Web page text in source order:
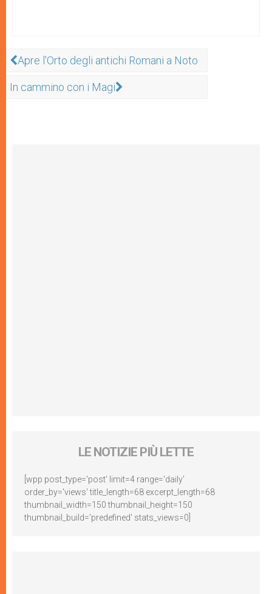
Apre l'Orto degli antichi Romani a Noto
In cammino con i Magi
LE NOTIZIE PIÙ LETTE
[wpp post_type='post' limit=4 range='daily'
order_by='views' title_length=68 excerpt_length=68
thumbnail_width=150 thumbnail_height=150
thumbnail_build='predefined' stats_views=0]